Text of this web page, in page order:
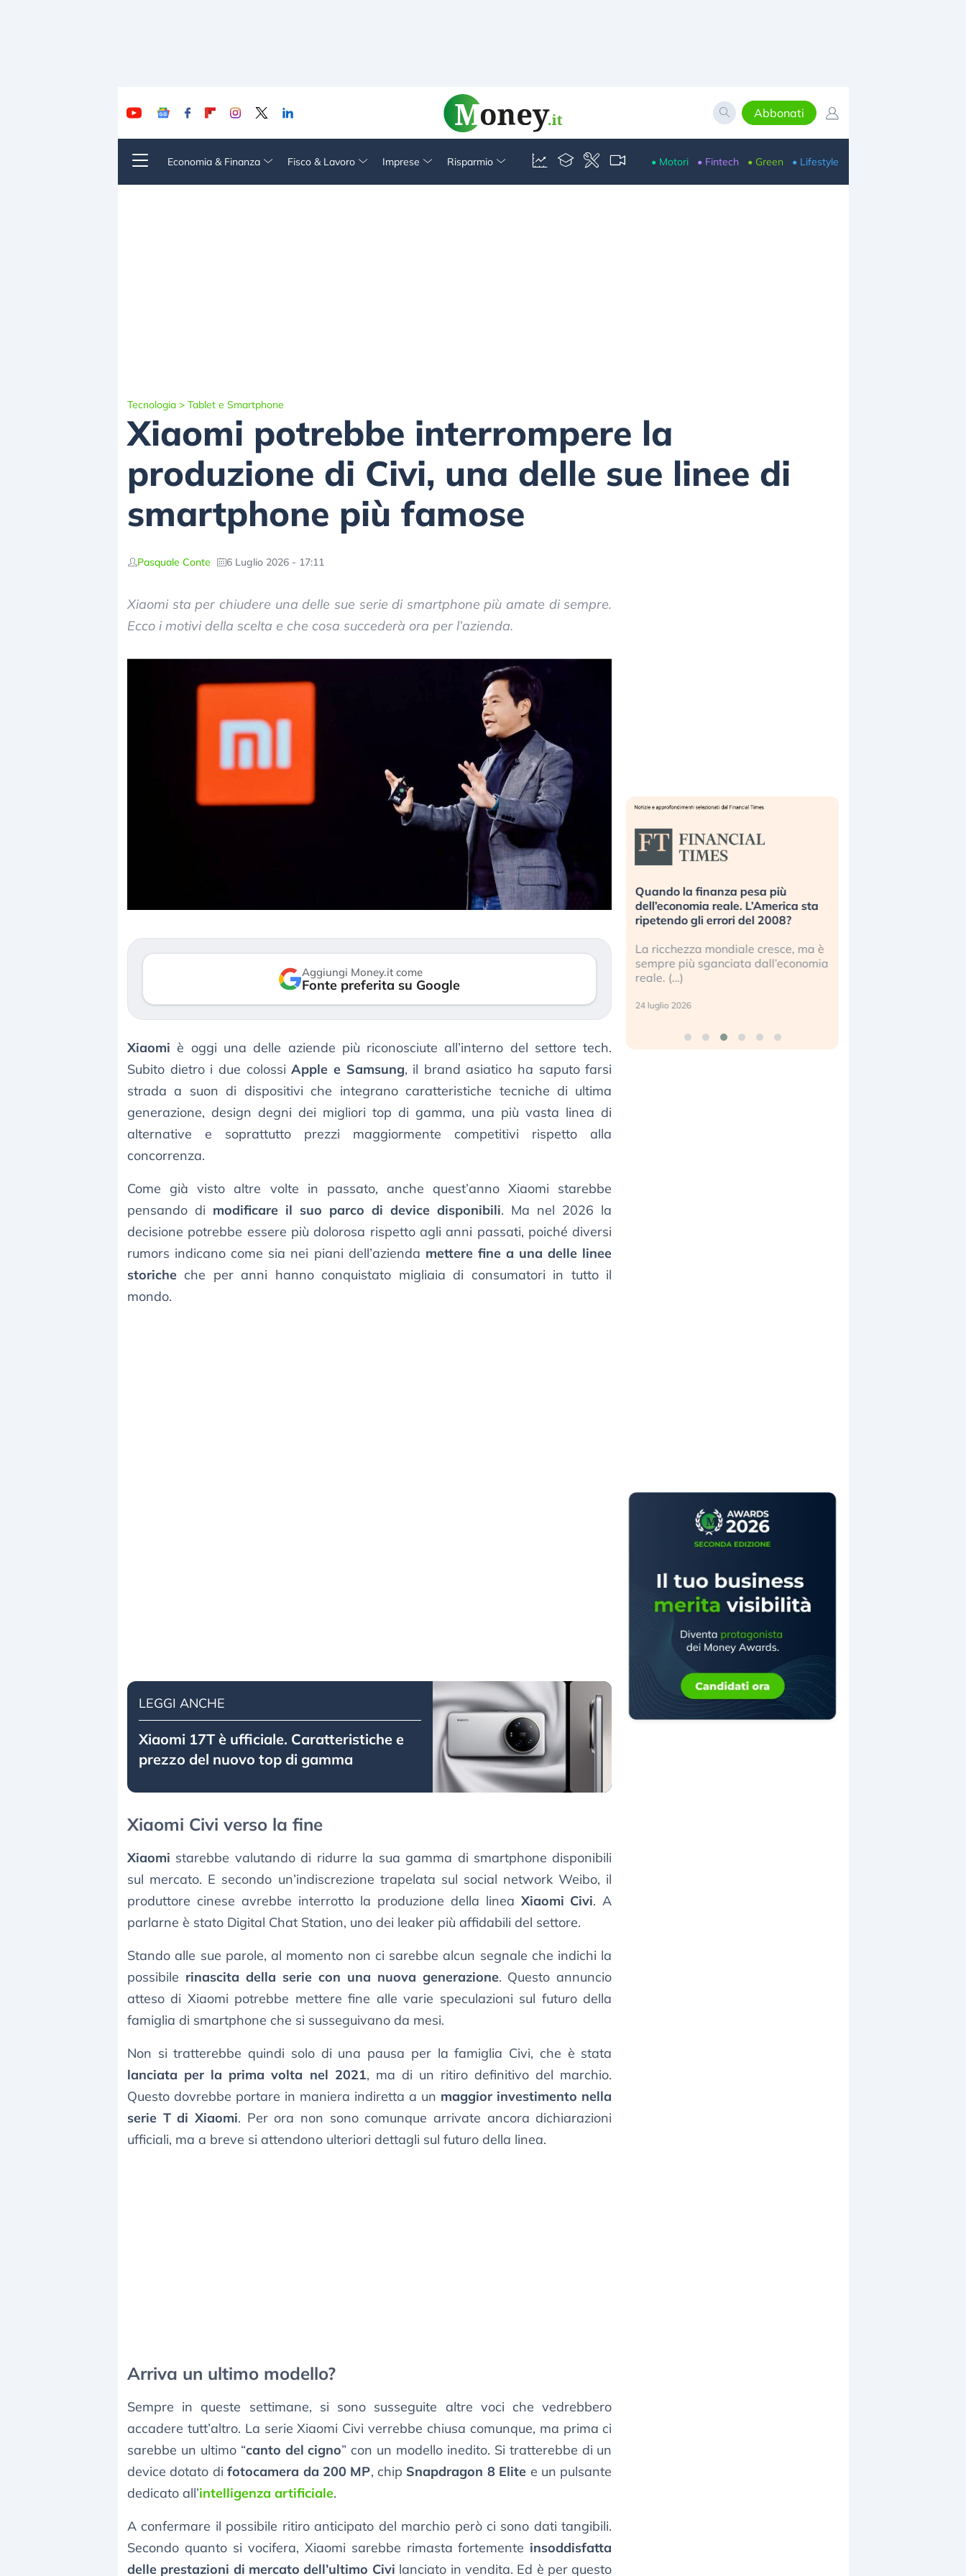
Abbonati
Economia & Finanza Fisco & Lavoro Imprese Risparmio • Motori • Fintech • Green • Lifestyle
Tecnologia > Tablet e Smartphone
Xiaomi potrebbe interrompere la
produzione di Civi, una delle sue linee di
smartphone più famose
Pasquale Conte 6 Luglio 2026 - 17:11
Xiaomi sta per chiudere una delle sue serie di smartphone più amate di sempre.
Ecco i motivi della scelta e che cosa succederà ora per l’azienda.
Aggiungi Money.it come
Fonte preferita su Google
Xiaomi è oggi una delle aziende più riconosciute all’interno del settore tech.
Subito dietro i due colossiApple e Samsung, il brand asiatico ha saputo farsi
strada a suon di dispositivi che integrano caratteristiche tecniche di ultima
generazione, design degni dei migliori top di gamma, una più vasta linea di
alternative e soprattutto prezzi maggiormente competitivi rispetto alla
concorrenza.
Come già visto altre volte in passato, anche quest’anno Xiaomi starebbe
pensando di modificare il suo parco di device disponibili. Ma nel 2026 la
decisione potrebbe essere più dolorosa rispetto agli anni passati, poiché diversi
rumors indicano come sia nei piani dell’azienda mettere fine a una delle linee
storiche che per anni hanno conquistato migliaia di consumatori in tutto il
mondo.
LEGGI ANCHE
Xiaomi 17T è ufficiale. Caratteristiche e
prezzo del nuovo top di gamma
Xiaomi Civi verso la fine
Xiaomi starebbe valutando di ridurre la sua gamma di smartphone disponibili
sul mercato. E secondo un’indiscrezione trapelata sul social network Weibo, il
produttore cinese avrebbe interrotto la produzione della linea Xiaomi Civi. A
parlarne è stato Digital Chat Station, uno dei leaker più affidabili del settore.
Stando alle sue parole, al momento non ci sarebbe alcun segnale che indichi la
possibile rinascita della serie con una nuova generazione. Questo annuncio
atteso di Xiaomi potrebbe mettere fine alle varie speculazioni sul futuro della
famiglia di smartphone che si susseguivano da mesi.
Non si tratterebbe quindi solo di una pausa per la famiglia Civi, che è stata
lanciata per la prima volta nel 2021, ma di un ritiro definitivo del marchio.
Questo dovrebbe portare in maniera indiretta a un maggior investimento nella
serie T di Xiaomi. Per ora non sono comunque arrivate ancora dichiarazioni
ufficiali, ma a breve si attendono ulteriori dettagli sul futuro della linea.
Arriva un ultimo modello?
Sempre in queste settimane, si sono susseguite altre voci che vedrebbero
accadere tutt’altro. La serie Xiaomi Civi verrebbe chiusa comunque, ma prima ci
sarebbe un ultimo “canto del cigno” con un modello inedito. Si tratterebbe di un
device dotato difotocamera da 200 MP, chip Snapdragon 8 Elite e un pulsante
dedicato all’intelligenza artificiale.
A confermare il possibile ritiro anticipato del marchio però ci sono dati tangibili.
Secondo quanto si vocifera, Xiaomi sarebbe rimasta fortemente insoddisfatta
delle prestazioni di mercato dell’ultimo Civi lanciato in vendita. Ed è per questo
3 agosto 2026
«La mia vita è rovinata». Investitori
in preda al panico dopo lo scoppio
Kospi, mentre gli investitori retail (…)
30 luglio 2026
Quando la finanza pesa più
dell’economia reale. L’America sta
ripetendo gli errori del 2008?
La ricchezza mondiale cresce, ma è
sempre più sganciata dall’economia
reale. (…)
24 luglio 2026